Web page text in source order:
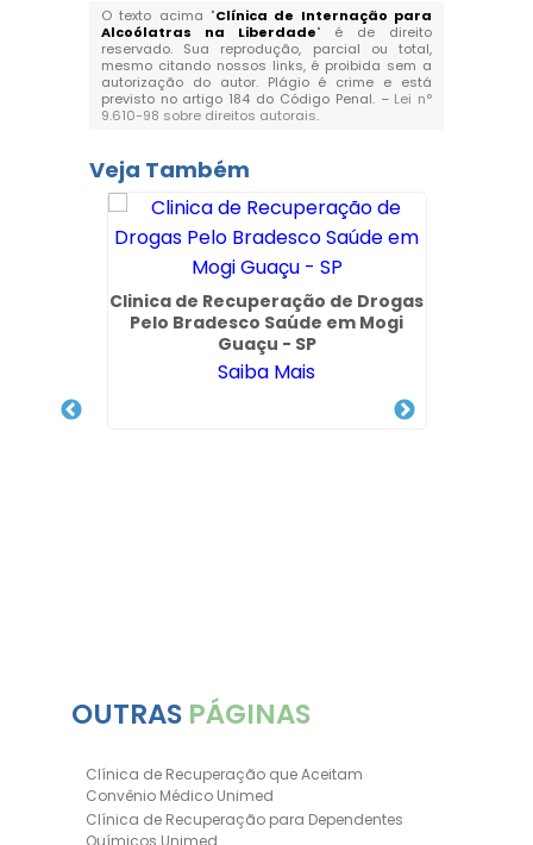
O texto acima "Clínica de Internação para
Alcoólatras na Liberdade" é de direito
reservado. Sua reprodução, parcial ou total,
mesmo citando nossos links, é proibida sem a
autorização do autor. Plágio é crime e está
previsto no artigo 184 do Código Penal. – Lei n°
9.610-98 sobre direitos autorais.
Veja Também
Clinica de Recuperação de Drogas
Pelo Bradesco Saúde em Mogi
Guaçu - SP
Saiba Mais
OUTRAS PÁGINAS
Clínica de Recuperação que Aceitam
Convênio Médico Unimed
Clínica de Recuperação para Dependentes
Químicos Unimed